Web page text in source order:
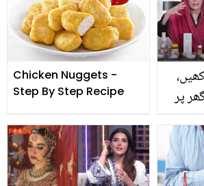
ہیں؟ دلچسپ معلومات
Chicken Nuggets -
Step By Step Recipe
پر
کے
کو